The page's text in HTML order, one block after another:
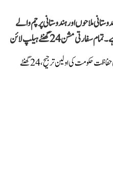
ملاحوں اور ہندوستانی پرچم والے
جہازوں کی حفاظت حکومت کی اولین ترجیح ہے۔ تمام سفارتی مشن 24 گھنٹے ہیلپ لائن